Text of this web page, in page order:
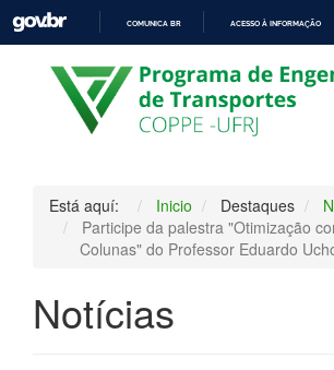
PARA
O
CONTEÚDO
COMUNICA BR ACESSO À INFORMAÇÃO
Está aquí: Inicio Destaques
Participe da palestra "Otimização
Colunas" do Professor Eduardo
Notícias